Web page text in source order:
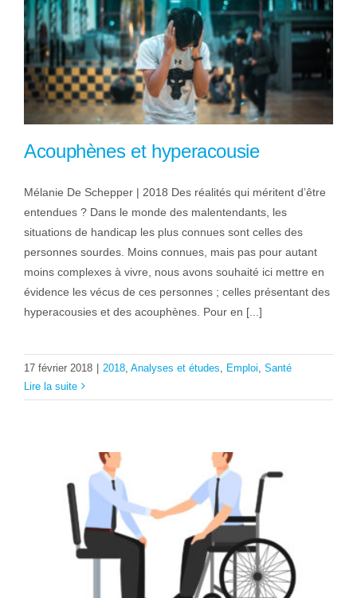
Acouphènes et hyperacousie
Mélanie De Schepper | 2018 Des réalités qui méritent d’être
entendues ? Dans le monde des malentendants, les
situations de handicap les plus connues sont celles des
personnes sourdes. Moins connues, mais pas pour autant
moins complexes à vivre, nous avons souhaité ici mettre en
évidence les vécus de ces personnes ; celles présentant des
hyperacousies et des acouphènes. Pour en [...]
17 février 2018 2018 Analyses et études Emploi Santé
Lire la suite